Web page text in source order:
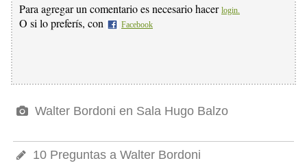
Para agregar un comentario es necesario hacer login.
O si lo preferís, con Facebook
Walter Bordoni en Sala Hugo Balzo
10 Preguntas a Walter Bordoni